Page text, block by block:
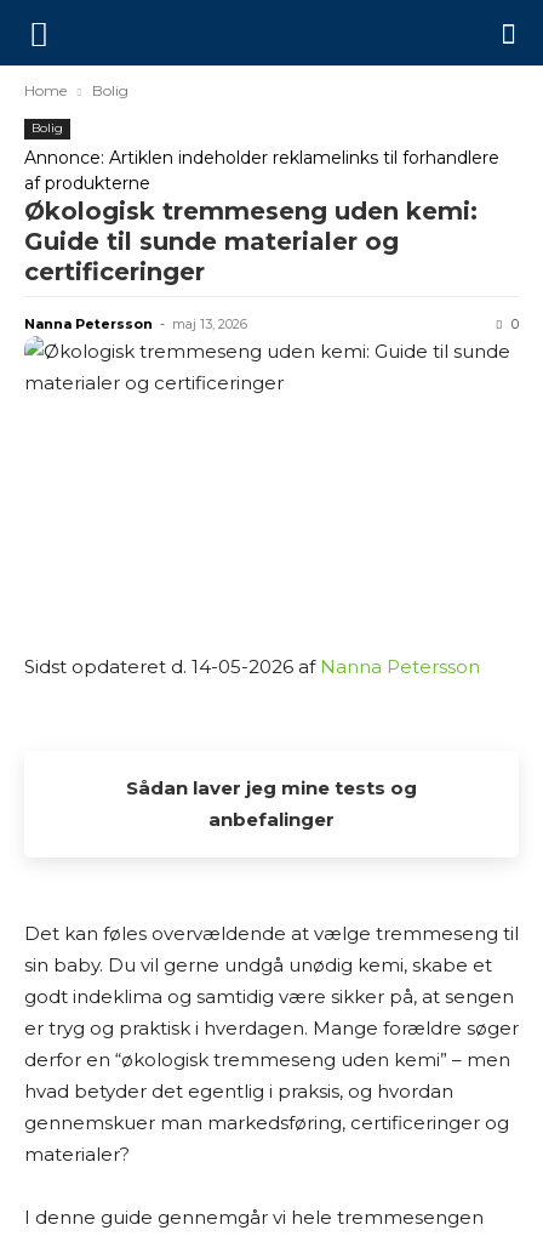
Home Bolig
Bolig
Annonce: Artiklen indeholder reklamelinks til forhandlere
af produkterne
Økologisk tremmeseng uden kemi:
Guide til sunde materialer og
certificeringer
Nanna Petersson - maj 13, 2026 0
Sidst opdateret d. 14-05-2026 af Nanna Petersson
Sådan laver jeg mine tests og
anbefalinger
fra min side. Jeg elsker at dykke ned i produkter,
sammenligne muligheder og dele min research
med andre, der også vil finde det bedste valg til
hjemmet.
Jeg laver ikke fysiske tests af produkterne selv.
Mine “tests” og anbefalinger er baseret på
grundig research. Det betyder, at jeg læser
brugeranmeldelser, ekspertvurderinger og
Det kan føles overvældende at vælge tremmeseng til
sin baby. Du vil gerne undgå unødig kemi, skabe et
godt indeklima og samtidig være sikker på, at sengen
er tryg og praktisk i hverdagen. Mange forældre søger
derfor en “økologisk tremmeseng uden kemi” – men
hvad betyder det egentlig i praksis, og hvordan
gennemskuer man markedsføring, certificeringer og
materialer?
I denne guide gennemgår vi hele tremmesengen